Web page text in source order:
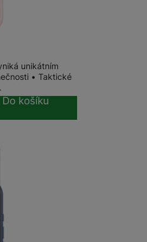
iPhone 16
unikátním
• Taktické
Do košíku